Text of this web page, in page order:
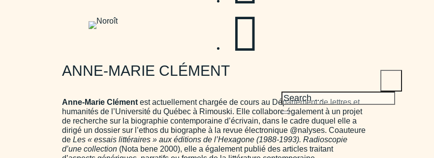

ANNE-MARIE CLÉMENT
Anne-Marie Clément est actuellement chargée de cours au Département de lettres et
humanités de l’Université du Québec à Rimouski. Elle collabore également à un projet
de re­cherche sur la biographie contemporaine d’écrivain, dans le cadre duquel elle a
dirigé un dossier sur l’ethos du biographe à la revue électronique @nalyses. Coauteure
deLes « essais littéraires » aux éditions de l’Hexagone (1988-1993). Radioscopie
d’une collection (Nota bene 2000), elle a également publié des articles traitant